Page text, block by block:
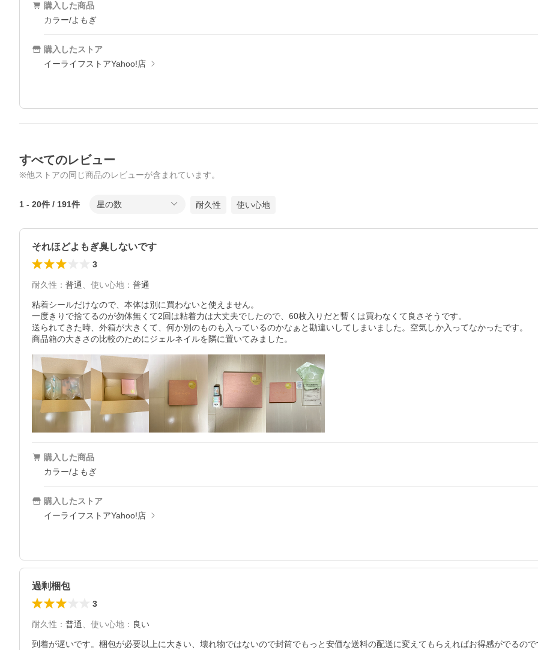
購入した商品
カラー/よもぎ
購入したストア
イーライフストアYahoo!店
すべてのレビュー
※他ストアの同じ商品のレビューが含まれています。
1 - 20件 / 191件 星の数 耐久性 使い心地
それほどよもぎ臭しないです
3
耐久性 ： 普通 、 使い心地 ： 普通
粘着シールだけなので、本体は別に買わないと使えません。
一度きりで捨てるのが勿体無くて2回は粘着力は大丈夫でしたので、60枚入りだと暫くは買わなくて良さそうです。
送られてきた時、外箱が大きくて、何か別のものも入っているのかなぁと勘違いしてしまいました。空気しか入ってなかったです。
商品箱の大きさの比較のためにジェルネイルを隣に置いてみました。
購入した商品
カラー/よもぎ
購入したストア
イーライフストアYahoo!店
過剰梱包
3
耐久性 ： 普通 、 使い心地 ： 良い
到着が遅いです。梱包が必要以上に大きい、壊れ物ではないので封筒でもっと安価な送料の配送に変えてもらえればお得感がでるの